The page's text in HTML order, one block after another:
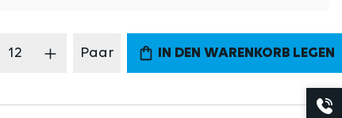
Anzahl: Gib den gewünschten
Paar IN DEN WARENKORB LEGEN